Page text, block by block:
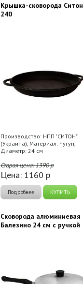
Крышка-сковорода Ситон
240
Производство: НПП "СИТОН"
(Украина), Материал: Чугун,
Диаметр: 24 см
Старая цена:1390р
Цена: 1160 р
Подробнее КУПИТЬ
Сковорода алюминиевая
Балезино 24 см с ручкой